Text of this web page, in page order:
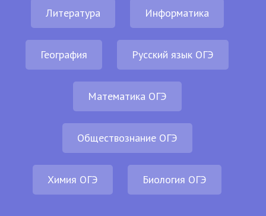
Литература Информатика
География Русский язык ОГЭ
Математика ОГЭ
Обществознание ОГЭ
Химия ОГЭ Биология ОГЭ